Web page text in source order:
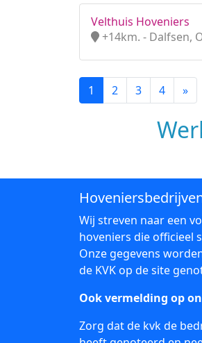
Velthuis Hoveniers
+14km. - Dalfsen,
1 2 3 4 »
Wij streven naar een
hoveniers die officieel
Onze gegevens
de KVK op de site
Ook vermelding op
Zorg dat de kvk de